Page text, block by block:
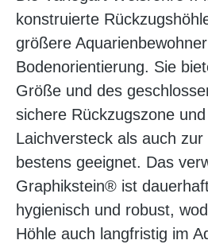
konstruierte
größere
Bodenorientierung. Sie
Größe und des
sichere Rückzugszone
Laichversteck als auch zur
bestens geeignet. Das
Graphikstein® ist
hygienisch und robust,
Höhle auch langfristig im